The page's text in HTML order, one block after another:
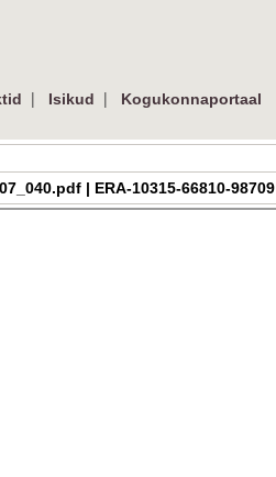
| Isikud |
Kogukonnaportaal
| ERA-10315-66810-98709